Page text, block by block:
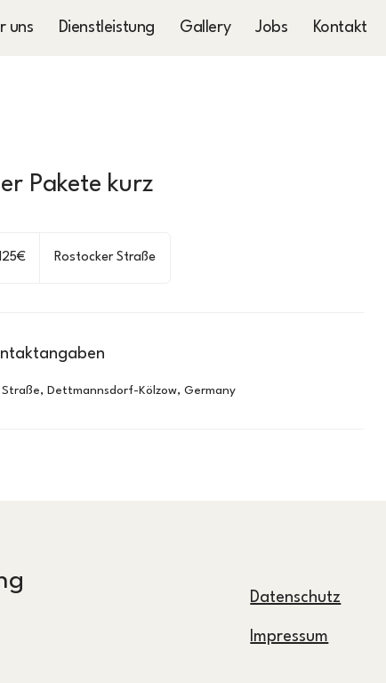
uns Dienstleistung Gallery Jobs Kontakt
Pakete kurz
Rostocker Straße
Dettmannsdorf-Kölzow, Germany
Datenschutz
Impressum